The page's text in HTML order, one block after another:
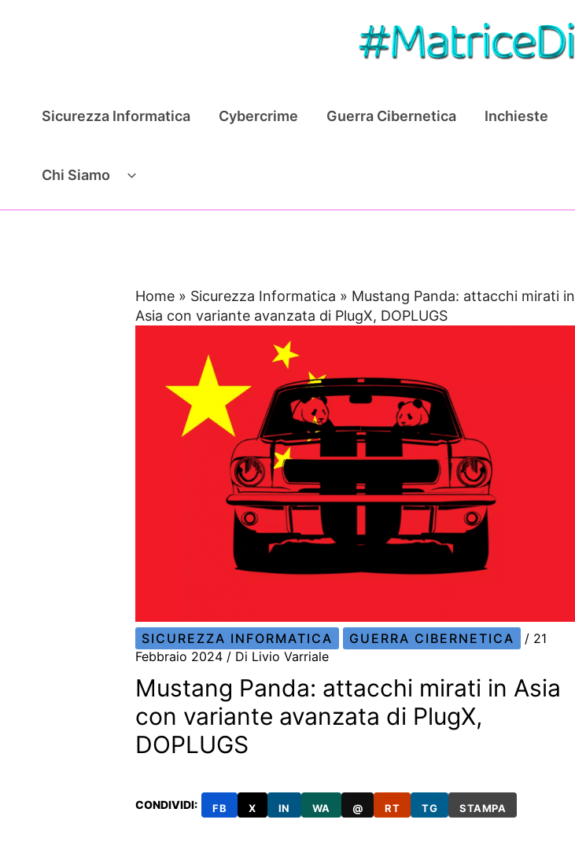
Sicurezza Informatica Cybercrime Guerra Cibernetica Inchieste
Chi Siamo
Home » Sicurezza Informatica » Mustang Panda: attacchi mirati in
Asia con variante avanzata di PlugX, DOPLUGS
SICUREZZA INFORMATICA GUERRA CIBERNETICA / 21
Febbraio 2024 / Di Livio Varriale
Mustang Panda: attacchi mirati in Asia
con variante avanzata di PlugX,
DOPLUGS
CONDIVIDI: FB X IN WA @ RT TG STAMPA